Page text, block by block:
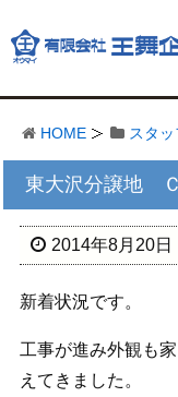
HOME スタ
東大沢分譲地
2014年8月20日
新着状況です。
工事が進み外観も
えてきました。